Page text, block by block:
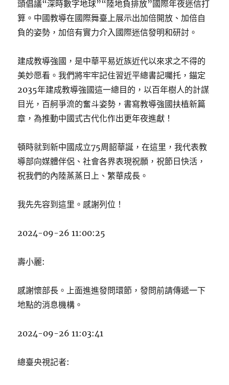
頭倡議“深時數字地球”“陸地負排放”國際年夜迷信打
算。中國教導在國際舞臺上展示出加倍開放、加倍自
負的姿勢，加倍有實力介入國際迷信發明和研討。
建成教導強國，是中華平易近族近代以來求之不得的
美妙愿看。我們將牢牢記住習近平總書記囑托，錨定
2035年建成教導強國這一總目的，以百年樹人的計謀
目光，百舸爭流的奮斗姿勢，書寫教導強國扶植新篇
章，為推動中國式古代化作出更年夜進獻！
頓時就到新中國成立75周韶華誕，在這里，我代表教
導部向媒體伴侶、社會各界表現祝願，祝節日快活，
祝我們的內陸蒸蒸日上、繁華成長。
我先先容到這里。感謝列位！
2024-09-26 11:00:25
壽小麗:
感謝懷部長。上面進進發問環節，發問前請傳遞一下
地點的消息機構。
2024-09-26 11:03:41
總臺央視記者: